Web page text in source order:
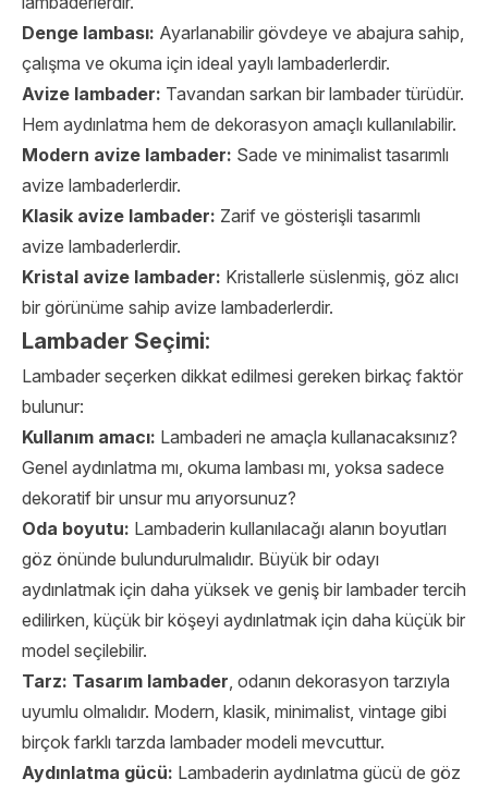
Denge lambası: Ayarlanabilir gövdeye ve abajura sahip,
çalışma ve okuma için ideal yaylı lambaderlerdir.
Avize lambader: Tavandan sarkan bir lambader türüdür.
Hem aydınlatma hem de dekorasyon amaçlı kullanılabilir.
Modern avize lambader: Sade ve minimalist tasarımlı
avize lambaderlerdir.
Klasik avize lambader: Zarif ve gösterişli tasarımlı
avize lambaderlerdir.
Kristal avize lambader: Kristallerle süslenmiş, göz alıcı
bir görünüme sahip avize lambaderlerdir.
Lambader Seçimi:
Lambader seçerken dikkat edilmesi gereken birkaç faktör
bulunur:
Kullanım amacı: Lambaderi ne amaçla kullanacaksınız?
Genel aydınlatma mı, okuma lambası mı, yoksa sadece
dekoratif bir unsur mu arıyorsunuz?
Oda boyutu: Lambaderin kullanılacağı alanın boyutları
göz önünde bulundurulmalıdır. Büyük bir odayı
aydınlatmak için daha yüksek ve geniş bir lambader tercih
edilirken, küçük bir köşeyi aydınlatmak için daha küçük bir
model seçilebilir.
Tarz: Tasarım lambader, odanın dekorasyon tarzıyla
uyumlu olmalıdır. Modern, klasik, minimalist, vintage gibi
birçok farklı tarzda lambader modeli mevcuttur.
Aydınlatma gücü: Lambaderin aydınlatma gücü de göz